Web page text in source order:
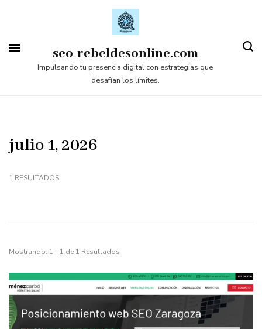
contenido
(presiona
seo-rebeldesonline.com
Impulsando tu presencia digital con estrategias que
desafían los límites.
julio 1, 2026
1 RESULTADOS
Mostrando: 1 - 1 de 1 Resultados